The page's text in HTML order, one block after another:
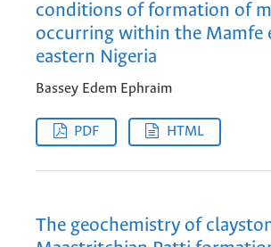
conditions of formation of
occurring within the Mamfe
eastern Nigeria
Bassey Edem Ephraim
PDF HTML
The geochemistry of